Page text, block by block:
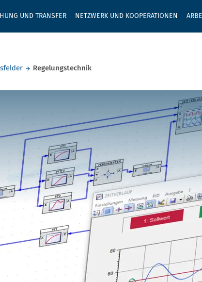
UND TRANSFER NETZWERK UND KOOPERATIONEN
GEBEN SIE
Regelungstechnik